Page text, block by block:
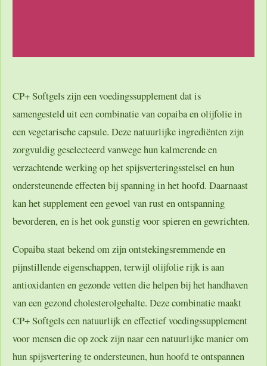
CP+ Softgels zijn een voedingssupplement dat is
samengesteld uit een combinatie van copaiba en olijfolie in
een vegetarische capsule. Deze natuurlijke ingrediënten zijn
zorgvuldig geselecteerd vanwege hun kalmerende en
verzachtende werking op het spijsverteringsstelsel en hun
ondersteunende effecten bij spanning in het hoofd. Daarnaast
kan het supplement een gevoel van rust en ontspanning
bevorderen, en is het ook gunstig voor spieren en gewrichten.
Copaiba staat bekend om zijn ontstekingsremmende en
pijnstillende eigenschappen, terwijl olijfolie rijk is aan
antioxidanten en gezonde vetten die helpen bij het handhaven
van een gezond cholesterolgehalte. Deze combinatie maakt
CP+ Softgels een natuurlijk en effectief voedingssupplement
voor mensen die op zoek zijn naar een natuurlijke manier om
hun spijsvertering te ondersteunen, hun hoofd te ontspannen